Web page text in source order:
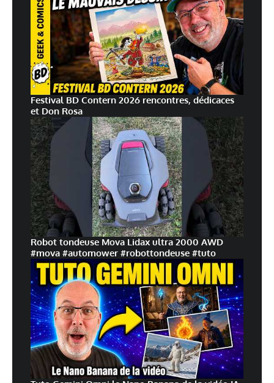
Festival BD Contern 2026 rencontres, dédicaces
et Don Rosa
Robot tondeuse Mova Lidax ultra 2000 AWD
#mova #automower #robottondeuse #tuto